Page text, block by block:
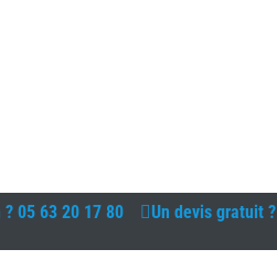
? 05 63 20 17 80 Un devis gratuit ?